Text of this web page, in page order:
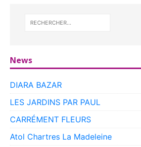
News
DIARA BAZAR
LES JARDINS PAR PAUL
CARRÉMENT FLEURS
Atol Chartres La Madeleine